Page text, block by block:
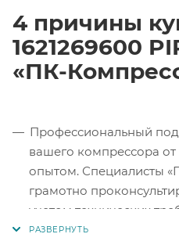
4 причины
1621269600
«ПК-
Профессиональный
вашего компрессора от
опытом. Специалисты
грамотно
учетом технических
вас время.